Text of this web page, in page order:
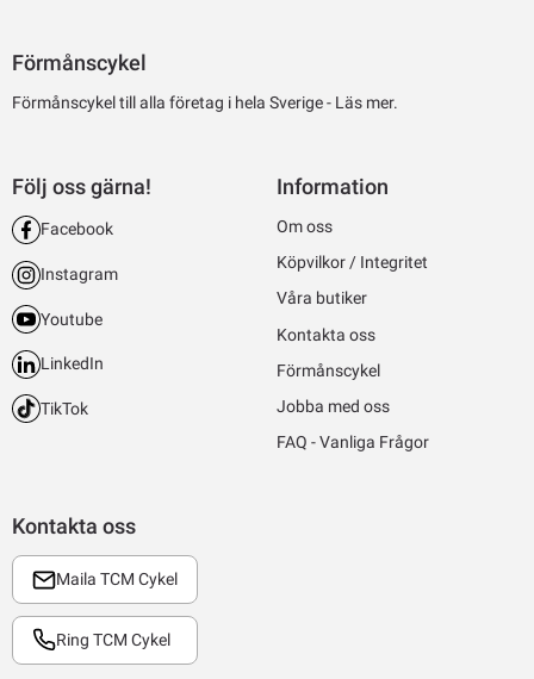
Förmånscykel
Förmånscykel till alla företag i hela Sverige - Läs mer.
Kontakta oss
Maila TCM Cykel
Ring TCM Cykel
Följ oss gärna!
Facebook
Instagram
Youtube
LinkedIn
TikTok
Information
Om oss
Köpvilkor / Integritet
Våra butiker
Kontakta oss
Förmånscykel
Jobba med oss
FAQ - Vanliga Frågor